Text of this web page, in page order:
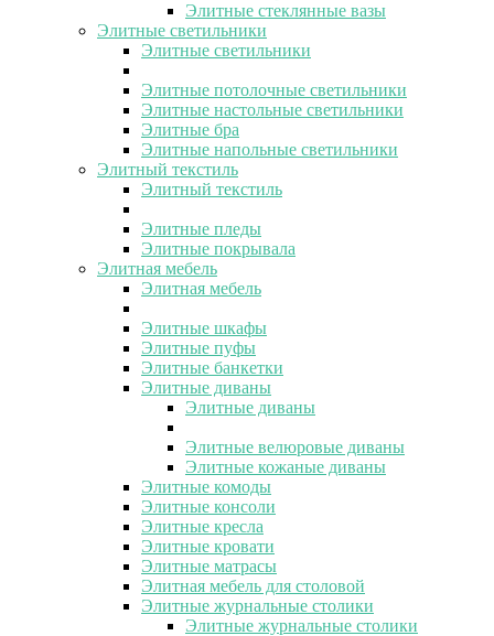
Элитные стеклянные вазы
Элитные светильники
Элитные светильники
Элитные потолочные светильники
Элитные настольные светильники
Элитные бра
Элитные напольные светильники
Элитный текстиль
Элитный текстиль
Элитные пледы
Элитные покрывала
Элитная мебель
Элитная мебель
Элитные шкафы
Элитные пуфы
Элитные банкетки
Элитные диваны
Элитные диваны
Элитные велюровые диваны
Элитные кожаные диваны
Элитные комоды
Элитные консоли
Элитные кресла
Элитные кровати
Элитные матрасы
Элитная мебель для столовой
Элитные журнальные столики
Элитные журнальные столики